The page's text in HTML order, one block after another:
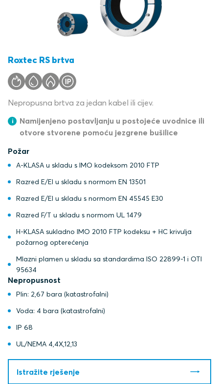
Roxtec RS brtva
Nepropusna brtva za jedan kabel ili cijev.
Namijenjeno postavljanju u postojeće uvodnice ili
otvore stvorene pomoću jezgrene bušilice
Požar
A-KLASA u skladu s IMO kodeksom 2010 FTP
Razred E/EI u skladu s normom EN 13501
Razred E/EI u skladu s normom EN 45545 E30
Razred F/T u skladu s normom UL 1479
H-KLASA sukladno IMO 2010 FTP kodeksu + HC krivulja
požarnog opterećenja
Mlazni plamen u skladu sa standardima ISO 22899-1 i OTI
95634
Nepropusnost
Plin: 2,67 bara (katastrofalni)
Voda: 4 bara (katastrofalni)
IP 68
UL/NEMA 4,4X,12,13
Istražite rješenje